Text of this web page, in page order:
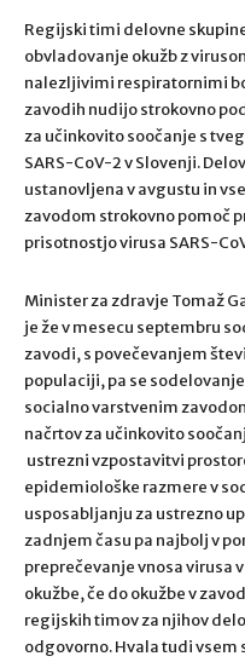
Regijski timi delovne
obvladovanje okužb z
nalezljivimi respiratornimi
zavodih nudijo strokovno
za učinkovito soočanje s
SARS-CoV-2 v Slovenji.
ustanovljena v avgustu in
zavodom strokovno pomoč
prisotnostjo virusa SARS-
Minister za zdravje Tomaž
je že v mesecu septembru
zavodi, s povečevanjem
populaciji, pa se
socialno varstvenim
načrtov za učinkovito
ustrezni vzpostavitvi
epidemiološke razmere v
usposabljanju za ustrezno
zadnjem času pa najbolj v
preprečevanje vnosa virusa
okužbe, če do okužbe v
regijskih timov za njihov
odgovorno. Hvala tudi